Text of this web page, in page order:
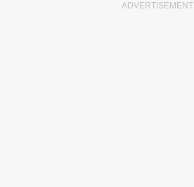
ADVERTISEMENT